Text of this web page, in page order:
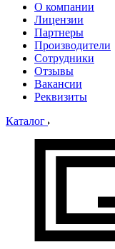
О компании
Лицензии
Партнеры
Производители
Сотрудники
Отзывы
Вакансии
Реквизиты
Каталог